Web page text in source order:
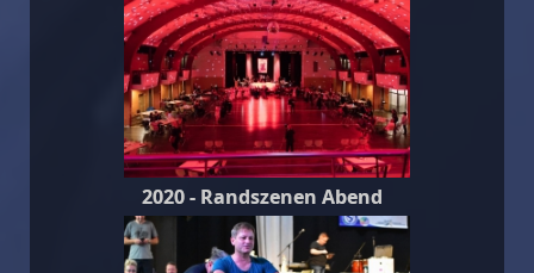
2020 - Randszenen Abend